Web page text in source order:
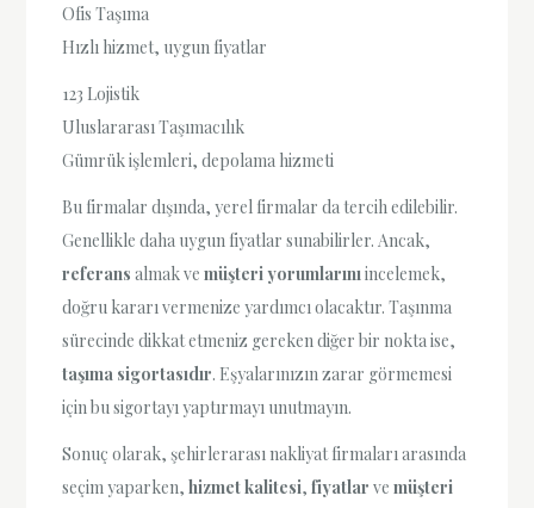
Ofis Taşıma
Hızlı hizmet, uygun fiyatlar
123 Lojistik
Uluslararası Taşımacılık
Gümrük işlemleri, depolama hizmeti
Bu firmalar dışında, yerel firmalar da tercih edilebilir.
Genellikle daha uygun fiyatlar sunabilirler. Ancak,
referans almak vemüşteri yorumlarınıincelemek,
doğru kararı vermenize yardımcı olacaktır. Taşınma
sürecinde dikkat etmeniz gereken diğer bir nokta ise,
taşıma sigortasıdır. Eşyalarınızın zarar görmemesi
için bu sigortayı yaptırmayı unutmayın.
Sonuç olarak, şehirlerarası nakliyat firmaları arasında
seçim yaparken,hizmet kalitesi,fiyatlar vemüşteri